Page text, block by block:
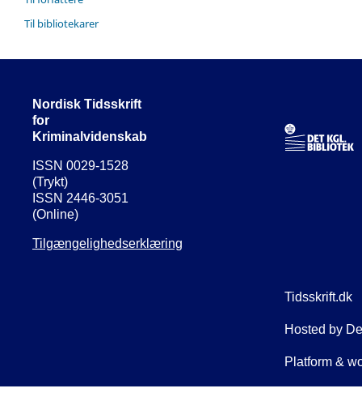
Til bibliotekarer
Nordisk Tidsskrift
for
Kriminalvidenskab
ISSN 0029-1528
(Trykt)
ISSN 2446-3051
(Online)
Tilgængelighedserklæring